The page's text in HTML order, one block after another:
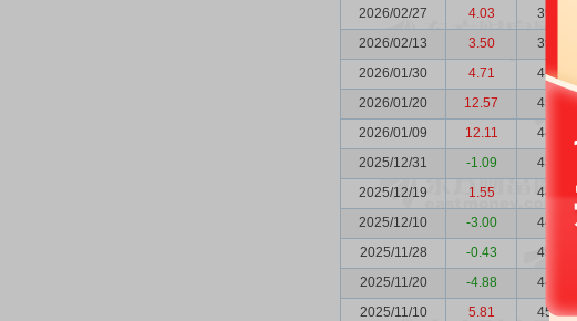
2026/02/27
4.03 39100
2026/02/13
3.50 39600
2026/01/30
4.71 42500
2026/01/20
12.57 45800
2026/01/09
12.11 44000
2025/12/31
-1.09 43841
2025/12/19
1.55 44400
2025/12/10
-3.00 44700
2025/11/28
-0.43 45100
2025/11/20
-4.88 44700
2025/11/10
5.81 45500